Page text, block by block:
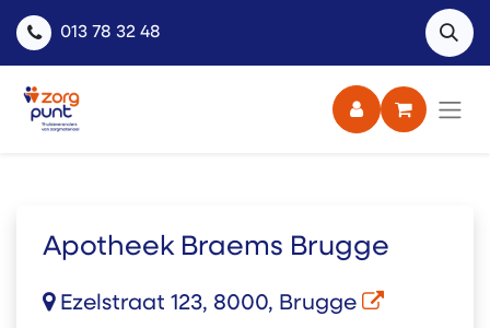
013 78 32 48
Apotheek Braems Brugge
Ezelstraat 123, 8000, Brugge